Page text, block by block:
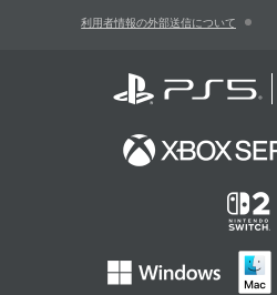
利用者情報の外部送信について